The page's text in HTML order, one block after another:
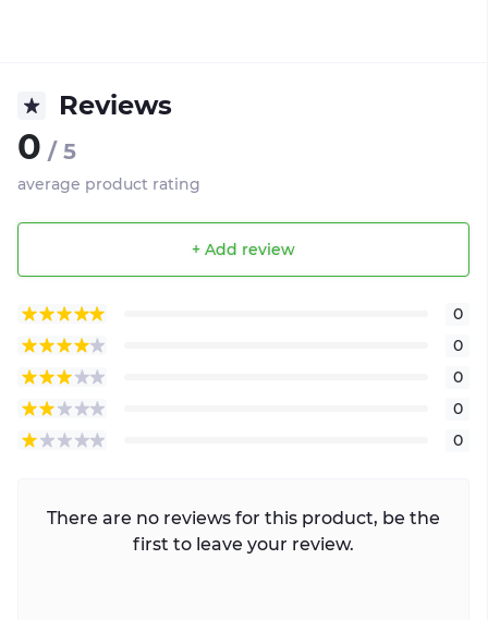
Reviews
0 / 5
average product rating
+ Add review
0
0
0
0
0
There are no reviews for this product, be the
first to leave your review.